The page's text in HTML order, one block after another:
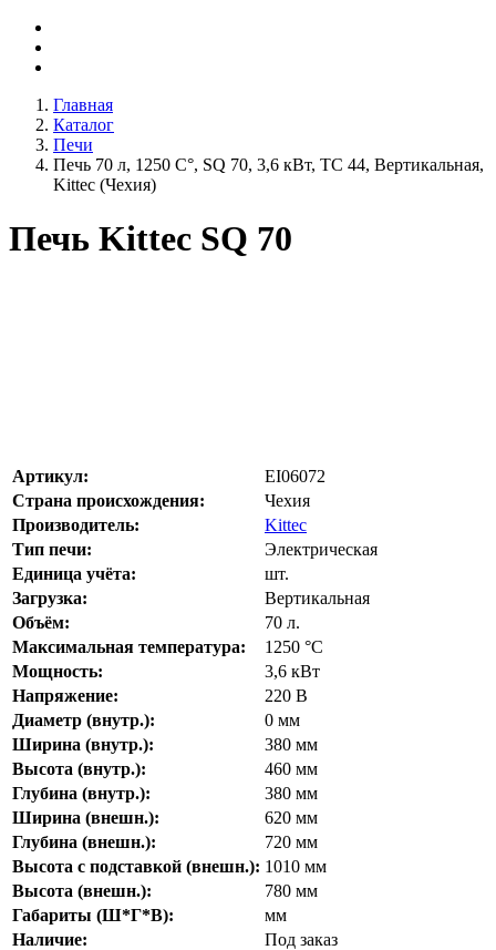
Главная
Каталог
Печи
Печь 70 л, 1250 С°, SQ 70, 3,6 кВт, TC 44, Вертикальная,
Kittec (Чехия)
Печь Kittec SQ 70
Артикул:
EI06072
Страна происхождения:
Чехия
Производитель:
Kittec
Тип печи:
Электрическая
Единица учёта:
шт.
Загрузка:
Вертикальная
Объём:
70 л.
Максимальная температура:
1250 °С
Мощность:
3,6 кВт
Напряжение:
220 В
Диаметр (внутр.):
0 мм
Ширина (внутр.):
380 мм
Высота (внутр.):
460 мм
Глубина (внутр.):
380 мм
Ширина (внешн.):
620 мм
Глубина (внешн.):
720 мм
Высота с подставкой (внешн.): 1010 мм
Высота (внешн.):
780 мм
Габариты (Ш*Г*В):
мм
Наличие:
Под заказ